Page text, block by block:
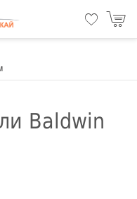
Baldwin